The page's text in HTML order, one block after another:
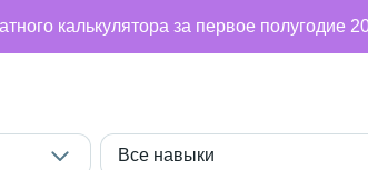
калькулятора за первое полугодие
Все навыки